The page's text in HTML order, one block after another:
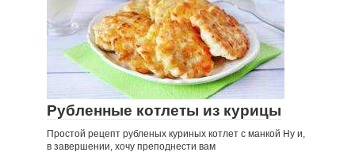
Рубленные котлеты из курицы
Простой рецепт рубленых куриных котлет с манкой Ну и,
в завершении, хочу преподнести вам